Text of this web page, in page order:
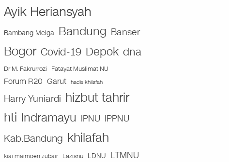
Ayik Heriansyah
Bambang Melga Bandung Banser
Bogor Covid-19 Depok dna
Dr M. Fakrurrozi Fatayat Muslimat NU
Forum R20 Garut hadis khilafah
Harry Yuniardi hizbut tahrir
hti Indramayu IPNU IPPNU
Kab.Bandung khilafah
kiai maimoen zubair Lazisnu LDNU LTMNU